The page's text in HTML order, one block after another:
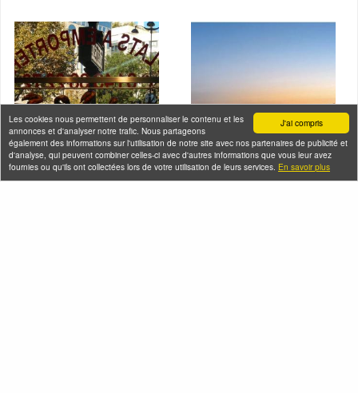
J'ai compris
Les cookies nous permettent de personnaliser le contenu et les
annonces et d'analyser notre trafic. Nous partageons
également des informations sur l'utilisation de notre site avec nos partenaires de publicité et
d'analyse, qui peuvent combiner celles-ci avec d'autres informations que vous leur avez
fournies ou qu'ils ont collectées lors de votre utilisation de leurs services. En savoir plus
Balade-Déjeuner ou
Croisière Happy Hour